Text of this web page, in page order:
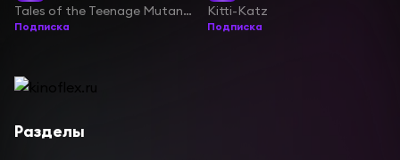
Tales of the Teenage Mutant Ninja Turtles
Подписка
Kitti-Katz
Подписка
Разделы